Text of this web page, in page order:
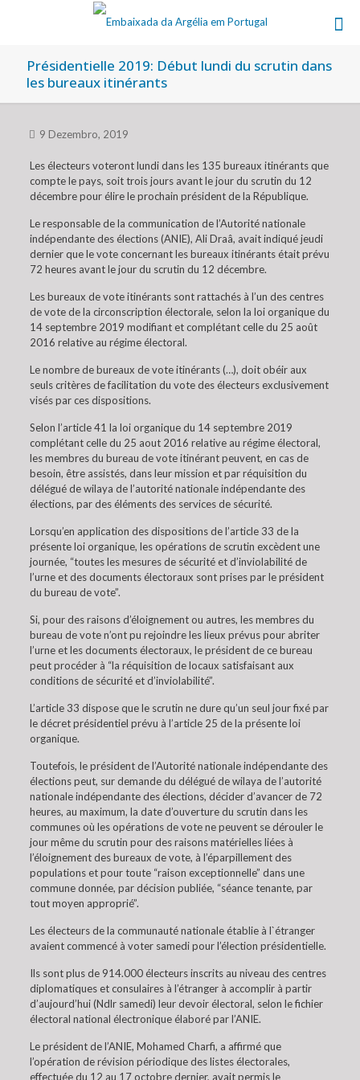
Présidentielle 2019: Début lundi du scrutin dans
les bureaux itinérants
9 Dezembro, 2019
Les électeurs voteront lundi dans les 135 bureaux itinérants que
compte le pays, soit trois jours avant le jour du scrutin du 12
décembre pour élire le prochain président de la République.
Le responsable de la communication de l’Autorité nationale
indépendante des élections (ANIE), Ali Draâ, avait indiqué jeudi
dernier que le vote concernant les bureaux itinérants était prévu
72 heures avant le jour du scrutin du 12 décembre.
Les bureaux de vote itinérants sont rattachés à l’un des centres
de vote de la circonscription électorale, selon la loi organique du
14 septembre 2019 modifiant et complétant celle du 25 août
2016 relative au régime électoral.
Le nombre de bureaux de vote itinérants (…), doit obéir aux
seuls critères de facilitation du vote des électeurs exclusivement
visés par ces dispositions.
Selon l’article 41 la loi organique du 14 septembre 2019
complétant celle du 25 aout 2016 relative au régime électoral,
les membres du bureau de vote itinérant peuvent, en cas de
besoin, être assistés, dans leur mission et par réquisition du
délégué de wilaya de l’autorité nationale indépendante des
élections, par des éléments des services de sécurité.
Lorsqu’en application des dispositions de l’article 33 de la
présente loi organique, les opérations de scrutin excèdent une
journée, “toutes les mesures de sécurité et d’inviolabilité de
l’urne et des documents électoraux sont prises par le président
du bureau de vote”.
Si, pour des raisons d’éloignement ou autres, les membres du
bureau de vote n’ont pu rejoindre les lieux prévus pour abriter
l’urne et les documents électoraux, le président de ce bureau
peut procéder à “la réquisition de locaux satisfaisant aux
conditions de sécurité et d’inviolabilité”.
L’article 33 dispose que le scrutin ne dure qu’un seul jour fixé par
le décret présidentiel prévu à l’article 25 de la présente loi
organique.
Toutefois, le président de l’Autorité nationale indépendante des
élections peut, sur demande du délégué de wilaya de l’autorité
nationale indépendante des élections, décider d’avancer de 72
heures, au maximum, la date d’ouverture du scrutin dans les
communes où les opérations de vote ne peuvent se dérouler le
jour même du scrutin pour des raisons matérielles liées à
l’éloignement des bureaux de vote, à l’éparpillement des
populations et pour toute “raison exceptionnelle” dans une
commune donnée, par décision publiée, “séance tenante, par
tout moyen approprié”.
Les électeurs de la communauté nationale établie à l`étranger
avaient commencé à voter samedi pour l’élection présidentielle.
Ils sont plus de 914.000 électeurs inscrits au niveau des centres
diplomatiques et consulaires à l’étranger à accomplir à partir
d’aujourd’hui (Ndlr samedi) leur devoir électoral, selon le fichier
électoral national électronique élaboré par l’ANIE.
Le président de l’ANIE, Mohamed Charfi, a affirmé que
l’opération de révision périodique des listes électorales,
effectuée du 12 au 17 octobre dernier, avait permis le